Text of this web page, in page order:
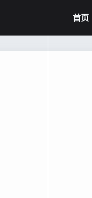
首页